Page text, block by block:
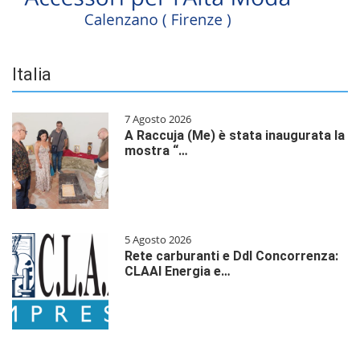
Italia
7 Agosto 2026
A Raccuja (Me) è stata inaugurata la
mostra “…
5 Agosto 2026
Rete carburanti e Ddl Concorrenza:
CLAAI Energia e…